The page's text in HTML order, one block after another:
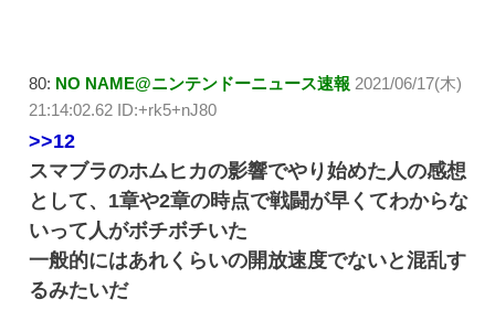
80: NO NAME@ニンテンドーニュース速報 2021/06/17(木)
21:14:02.62 ID:+rk5+nJ80
>>12
スマブラのホムヒカの影響でやり始めた人の感想
として、1章や2章の時点で戦闘が早くてわからな
いって人がボチボチいた
一般的にはあれくらいの開放速度でないと混乱す
るみたいだ